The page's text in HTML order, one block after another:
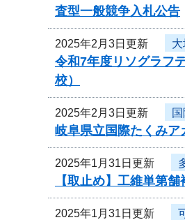
査型一般競争入札公告
2025年2月3日更新
令和7年度リソグラフ
校）
2025年2月3日更新
岐阜県立国際たくみ
2025年1月31日更新
【取止め】工維単第
2025年1月31日更新